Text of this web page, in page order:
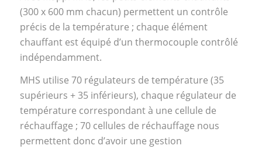
(300 x 600 mm chacun) permettent un contrôle
précis de la température ; chaque élément
chauffant est équipé d’un thermocouple contrôlé
indépendamment.
MHS utilise 70 régulateurs de température (35
supérieurs + 35 inférieurs), chaque régulateur de
température correspondant à une cellule de
réchauffage ; 70 cellules de réchauffage nous
permettent donc d’avoir une gestion